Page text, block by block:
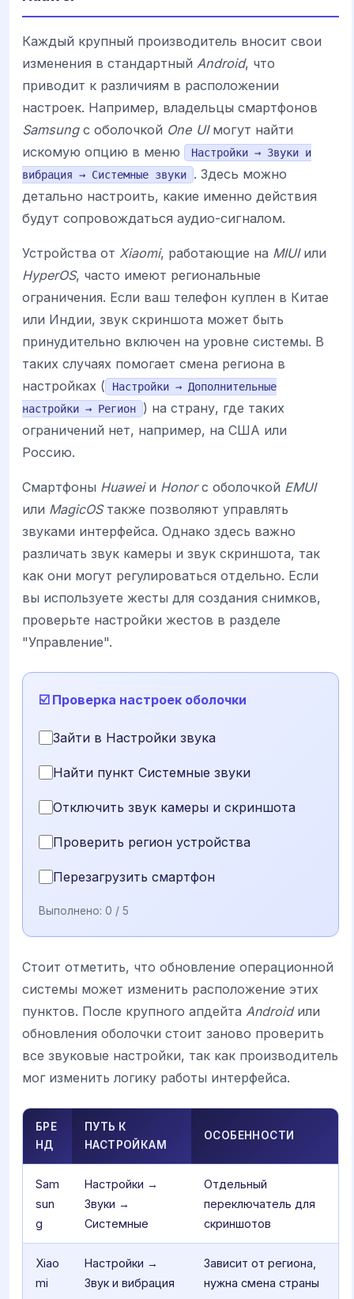
Каждый крупный производитель вносит свои
изменения в стандартный Android, что
приводит к различиям в расположении
настроек. Например, владельцы смартфонов
Samsungс оболочкой One UIмогут найти
искомую опцию в меню
Настройки → Звуки и
вибрация → Системные звуки
. Здесь можно
детально настроить, какие именно действия
будут сопровождаться аудио-сигналом.
Устройства от Xiaomi, работающие на MIUIили
HyperOS, часто имеют региональные
ограничения. Если ваш телефон куплен в Китае
или Индии, звук скриншота может быть
принудительно включен на уровне системы. В
таких случаях помогает смена региона в
настройках (
Настройки → Дополнительные
настройки → Регион
) на страну, где таких
ограничений нет, например, на США или
Россию.
Смартфоны Huaweiи Honorс оболочкой EMUI
или MagicOSтакже позволяют управлять
звуками интерфейса. Однако здесь важно
различать звук камеры и звук скриншота, так
как они могут регулироваться отдельно. Если
вы используете жесты для создания снимков,
проверьте настройки жестов в разделе
"Управление".
☑️ Проверка настроек оболочки
Зайти в Настройки звука
Найти пункт Системные звуки
Отключить звук камеры и скриншота
Проверить регион устройства
Перезагрузить смартфон
Выполнено: 0 / 5
Стоит отметить, что обновление операционной
системы может изменить расположение этих
пунктов. После крупного апдейта Androidили
обновления оболочки стоит заново проверить
все звуковые настройки, так как производитель
мог изменить логику работы интерфейса.
БРЕ
НД
ПУТЬ К
НАСТРОЙКАМ
ОСОБЕННОСТИ
Sam
sun
g
Настройки →
Звуки →
Системные
Отдельный
переключатель для
скриншотов
Xiao
mi
Настройки →
Звук и вибрация
Зависит от региона,
нужна смена страны